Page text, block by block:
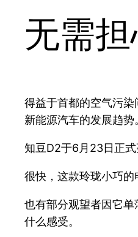
无需
得益于首都的空气污
新能源汽车的发展趋势
知豆D2于6月23日正
很快，这款玲珑小巧的
也有部分观望者因它
什么感受。